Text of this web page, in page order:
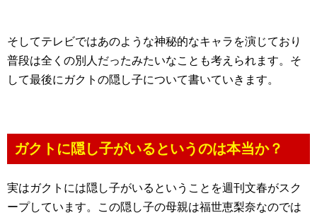
そしてテレビではあのような神秘的なキャラを演じており
普段は全くの別人だったみたいなことも考えられます。そ
して最後にガクトの隠し子について書いていきます。
ガクトに隠し子がいるというのは本当か？
実はガクトには隠し子がいるということを週刊文春がスク
ープしています。この隠し子の母親は福世恵梨奈なのでは